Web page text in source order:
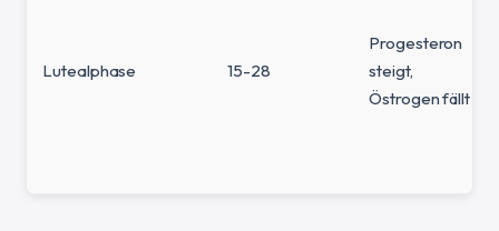
Lutealphase 15-28
Progesteron
steigt,
Östrogen fällt